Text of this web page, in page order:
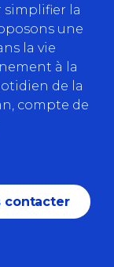
simplifier la
une
la vie
à la
de la
compte de
contacter